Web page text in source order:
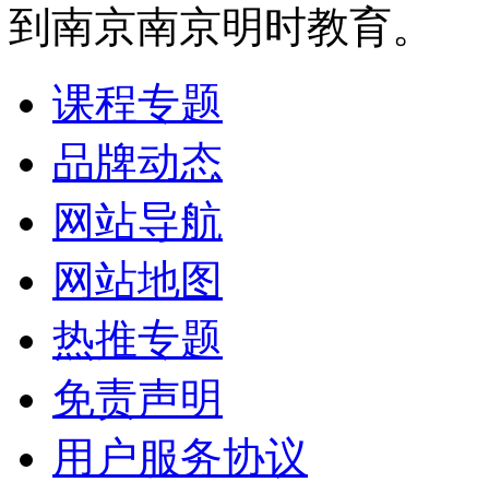
到南京南京明时教育。
课程专题
品牌动态
网站导航
网站地图
热推专题
免责声明
用户服务协议